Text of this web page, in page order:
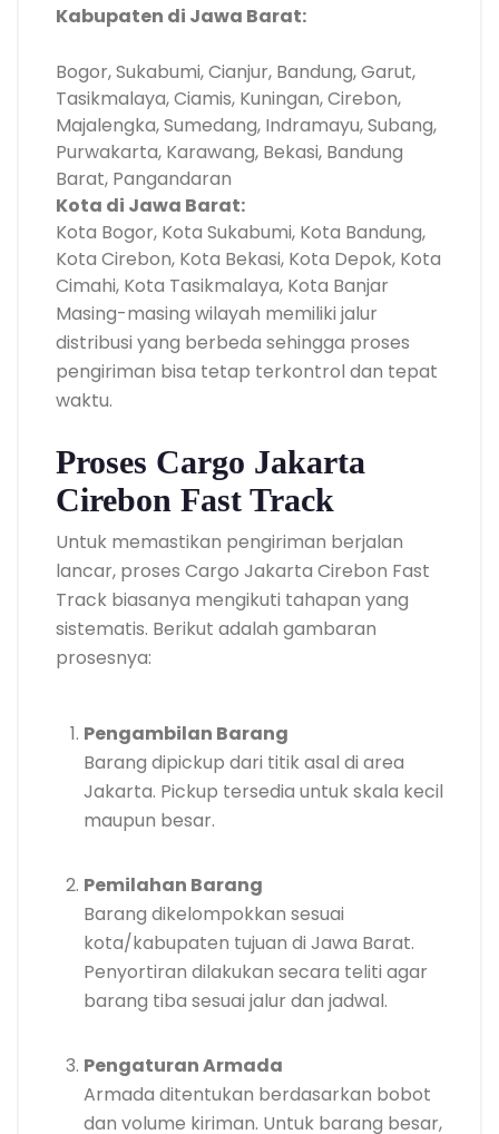
Kabupaten di Jawa Barat:
Bogor, Sukabumi, Cianjur, Bandung, Garut,
Tasikmalaya, Ciamis, Kuningan, Cirebon,
Majalengka, Sumedang, Indramayu, Subang,
Purwakarta, Karawang, Bekasi, Bandung
Barat, Pangandaran
Kota di Jawa Barat:
Kota Bogor, Kota Sukabumi, Kota Bandung,
Kota Cirebon, Kota Bekasi, Kota Depok, Kota
Cimahi, Kota Tasikmalaya, Kota Banjar
Masing-masing wilayah memiliki jalur
distribusi yang berbeda sehingga proses
pengiriman bisa tetap terkontrol dan tepat
waktu.
Proses Cargo Jakarta
Cirebon Fast Track
Untuk memastikan pengiriman berjalan
lancar, proses Cargo Jakarta Cirebon Fast
Track biasanya mengikuti tahapan yang
sistematis. Berikut adalah gambaran
prosesnya:
Pengambilan Barang
Barang dipickup dari titik asal di area
Jakarta. Pickup tersedia untuk skala kecil
maupun besar.
Pemilahan Barang
Barang dikelompokkan sesuai
kota/kabupaten tujuan di Jawa Barat.
Penyortiran dilakukan secara teliti agar
barang tiba sesuai jalur dan jadwal.
Pengaturan Armada
Armada ditentukan berdasarkan bobot
dan volume kiriman. Untuk barang besar,